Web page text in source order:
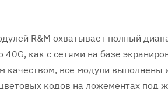
R&M охватывает полный
40G, как с сетями на базе
качеством, все модули выполнены
кодов на ложементах